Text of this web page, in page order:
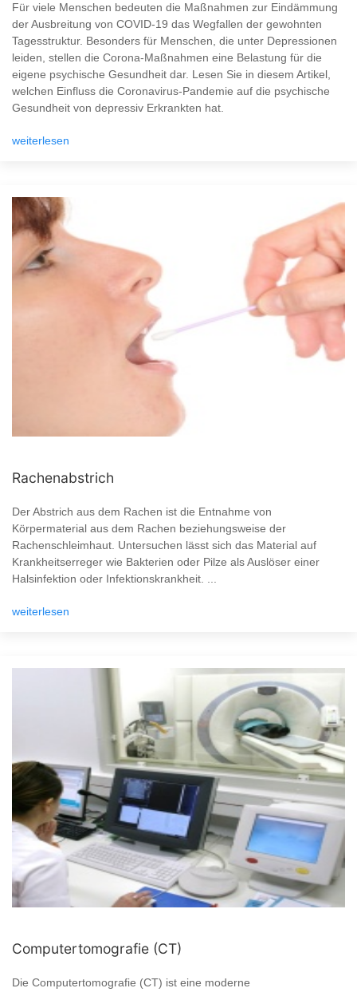
Für viele Menschen bedeuten die Maßnahmen zur Eindämmung
der Ausbreitung von COVID-19 das Wegfallen der gewohnten
Tagesstruktur. Besonders für Menschen, die unter Depressionen
leiden, stellen die Corona-Maßnahmen eine Belastung für die
eigene psychische Gesundheit dar. Lesen Sie in diesem Artikel,
welchen Einfluss die Coronavirus-Pandemie auf die psychische
Gesundheit von depressiv Erkrankten hat.
weiterlesen
Rachenabstrich
Der Abstrich aus dem Rachen ist die Entnahme von
Körpermaterial aus dem Rachen beziehungsweise der
Rachenschleimhaut. Untersuchen lässt sich das Material auf
Krankheitserreger wie Bakterien oder Pilze als Auslöser einer
Halsinfektion oder Infektionskrankheit. ...
weiterlesen
Computertomografie (CT)
Die Computertomografie (CT) ist eine moderne